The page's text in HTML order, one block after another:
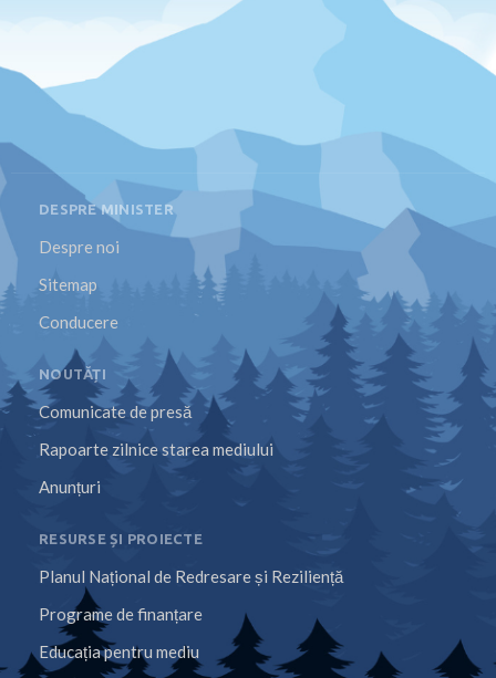
DESPRE MINISTER
Despre noi
Sitemap
Conducere
NOUTĂȚI
Comunicate de presă
Rapoarte zilnice starea mediului
Anunțuri
RESURSE ȘI PROIECTE
Planul Național de Redresare și Reziliență
Programe de finanțare
Educația pentru mediu